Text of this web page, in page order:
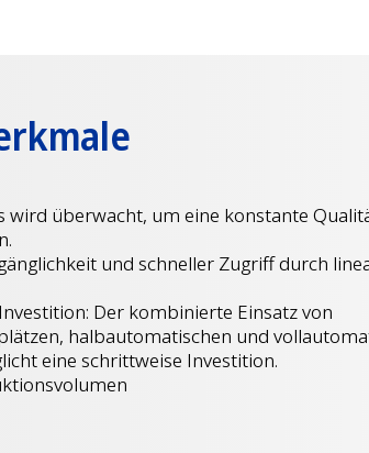
wird überwacht, um eine konstante
und schneller Zugriff durch
Der kombinierte Einsatz von
halbautomatischen und
eine schrittweise Investition.